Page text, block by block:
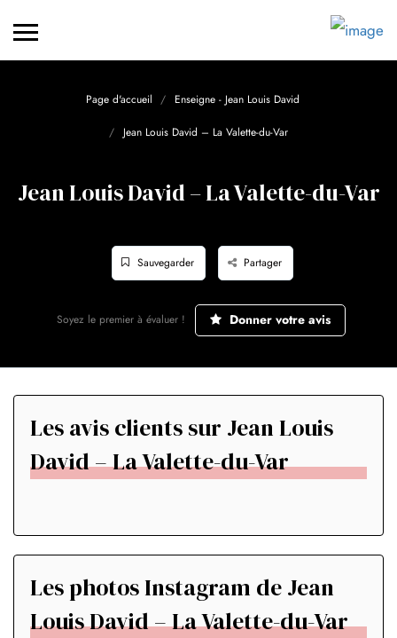
Page d'accueil Enseigne - Jean Louis David
Jean Louis David – La Valette-du-Var
Jean Louis David – La Valette-du-Var
Sauvegarder Partager
Soyez le premier à évaluer ! Donner votre avis
Les avis clients sur Jean Louis
David – La Valette-du-Var
Les photos Instagram de Jean
Louis David – La Valette-du-Var